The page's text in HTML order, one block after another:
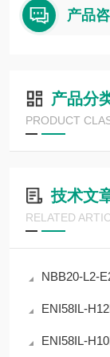
产品
产品分
PRODUCT
技术文
RELATED
NBB20-L2-
ENI58IL-
ENI58IL-